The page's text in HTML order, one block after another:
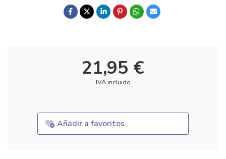
21,95 €
IVA incluido
Añadir a favoritos